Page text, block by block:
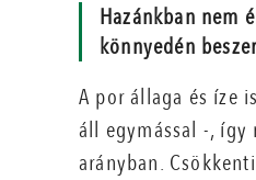
Hazánkban nem
könnyedén
A por állaga és íze
áll egymással -, így
arányban.